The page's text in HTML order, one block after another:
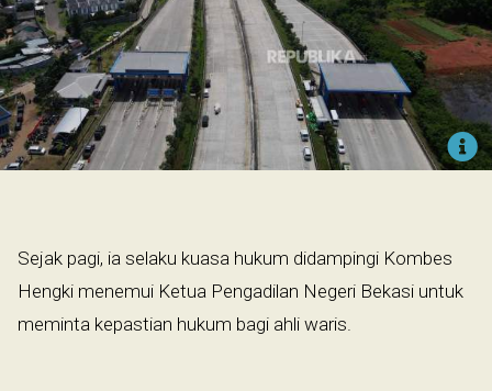
Sejak pagi, ia selaku kuasa hukum didampingi Kombes
Hengki menemui Ketua Pengadilan Negeri Bekasi untuk
meminta kepastian hukum bagi ahli waris.